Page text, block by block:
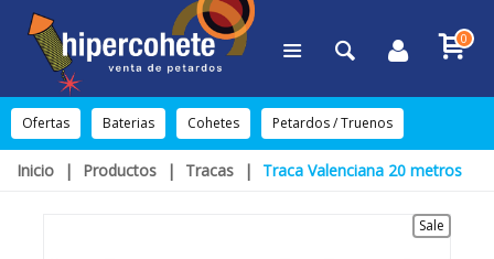
0
Ofertas Baterias Cohetes Petardos / Truenos
Inicio | Productos | Tracas | Traca Valenciana 20 metros
Sale